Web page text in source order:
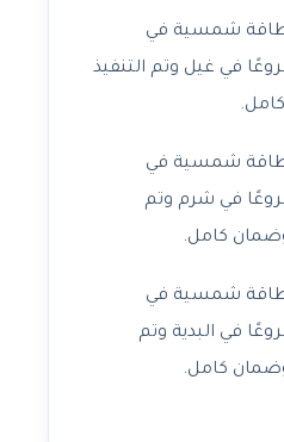
طاقة شمسية في
في غيل وتم التنفيذ
طاقة شمسية في
في شرم وتم
وضمان كامل.
طاقة شمسية في
في البدية وتم
وضمان كامل.